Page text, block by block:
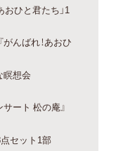
おひと君たち」1
んばれ！あおひ
想会
ート 松の庵』
セット1部